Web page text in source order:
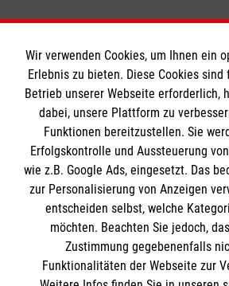
Informationen
Impressum
Datenschutz
Kontakt
Barrierefreiheit
Die Malteser
Malteser in Deutschland
Malteserorden
Spendenkonto
Wir verwenden Cookies, um Ihnen ein
Erlebnis zu bieten. Diese Cookies
Betrieb unserer Webseite erforderlich,
dabei, unsere Plattform zu
Funktionen bereitzustellen. Sie
Erfolgskontrolle und Aussteuerung
wie z.B. Google Ads, eingesetzt. Das
zur Personalisierung von Anzeigen
entscheiden selbst, welche
möchten. Beachten Sie jedoch,
Zustimmung gegebenenfalls
Funktionalitäten der Webseite zur